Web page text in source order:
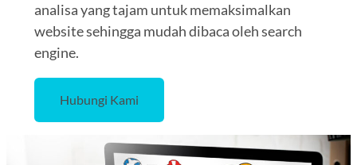
analisa yang tajam untuk memaksimalkan
website sehingga mudah dibaca oleh search
engine.
Hubungi Kami